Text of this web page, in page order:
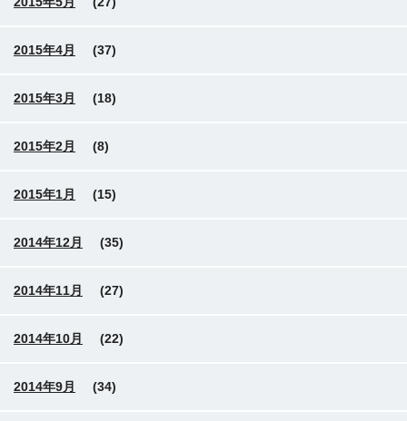
2015年4月 (37)
2015年3月 (18)
2015年2月 (8)
2015年1月 (15)
2014年12月 (35)
2014年11月 (27)
2014年10月 (22)
2014年9月 (34)